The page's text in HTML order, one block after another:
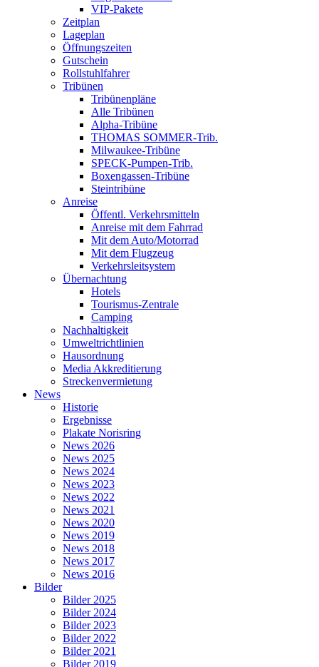
VIP-Pakete
Zeitplan
Lageplan
Öffnungszeiten
Gutschein
Rollstuhlfahrer
Tribünen
Tribünenpläne
Alle Tribünen
Alpha-Tribüne
THOMAS SOMMER-Trib.
Milwaukee-Tribüne
SPECK-Pumpen-Trib.
Boxengassen-Tribüne
Steintribüne
Anreise
Öffentl. Verkehrsmitteln
Anreise mit dem Fahrrad
Mit dem Auto/Motorrad
Mit dem Flugzeug
Verkehrsleitsystem
Übernachtung
Hotels
Tourismus-Zentrale
Camping
Nachhaltigkeit
Umweltrichtlinien
Hausordnung
Media Akkreditierung
Streckenvermietung
News
Historie
Ergebnisse
Plakate Norisring
News 2026
News 2025
News 2024
News 2023
News 2022
News 2021
News 2020
News 2019
News 2018
News 2017
News 2016
Bilder
Bilder 2025
Bilder 2024
Bilder 2023
Bilder 2022
Bilder 2021
Bilder 2019